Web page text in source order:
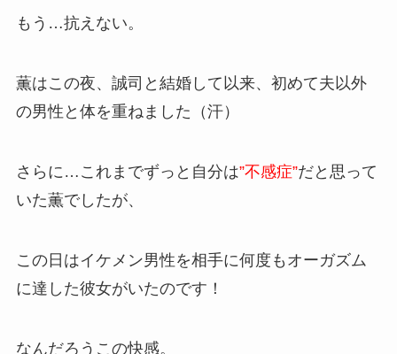
もう…抗えない。
薫はこの夜、誠司と結婚して以来、初めて夫以外
の男性と体を重ねました（汗）
さらに…これまでずっと自分は”不感症”だと思って
いた薫でしたが、
この日はイケメン男性を相手に何度もオーガズム
に達した彼女がいたのです！
なんだろうこの快感。